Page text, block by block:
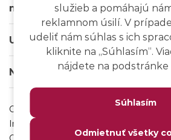
msg life Group
Užitočné odkazy
Naše weby
Ochrana osobných údajov
Impressum
služieb a pomáhajú
reklamnom úsilí. V
udeliť nám súhlas s ich
kliknite na ,,Súhlasím“.
nájdete na podstránke
Súhlasím
Odmietnuť všetky